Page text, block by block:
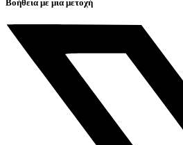
Βοήθεια με μια μετοχή